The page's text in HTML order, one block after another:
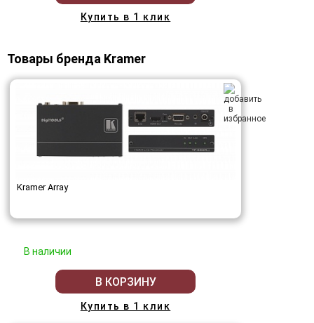
Купить в 1 клик
Товары бренда Kramer
Kramer Array
В наличии
В КОРЗИНУ
Купить в 1 клик